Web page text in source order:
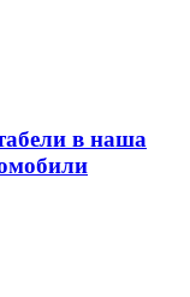
в наша